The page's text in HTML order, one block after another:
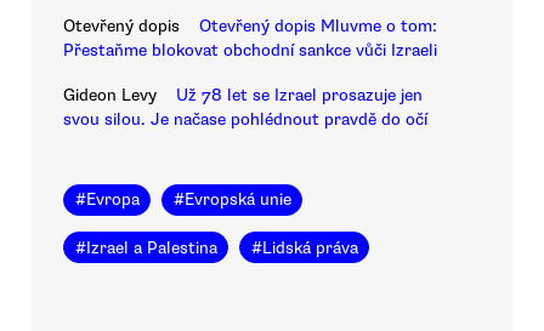
Otevřený dopis
Otevřený dopis Mluvme o tom:
Přestaňme blokovat obchodní sankce vůči Izraeli
Gideon Levy
Už 78 let se Izrael prosazuje jen
svou silou. Je načase pohlédnout pravdě do očí
#Evropa #Evropská unie
#Izrael a Palestina #Lidská práva